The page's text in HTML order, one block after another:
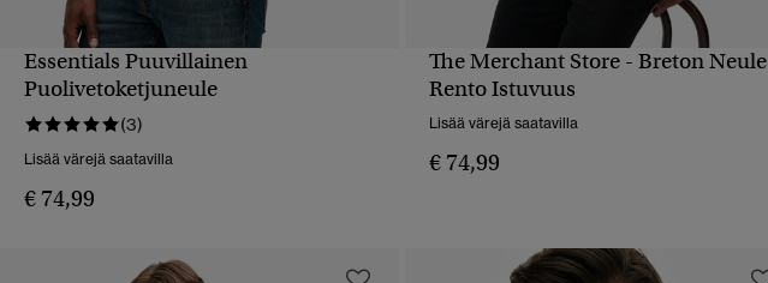
PIKAKATSELU
Essentials Puuvillainen
Puolivetoketjuneule
(3)
Lisää värejä saatavilla
€ 74,99
The Merchant Store - Breton Neule
Rento Istuvuus
Lisää värejä saatavilla
€ 74,99